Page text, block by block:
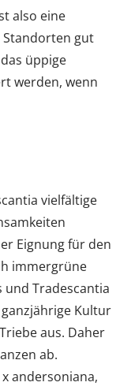
also eine
Standorten gut
üppige
werden, wenn
vielfältige
Eignung für den
immergrüne
und Tradescantia
Kultur
aus. Daher
ab.
andersoniana,